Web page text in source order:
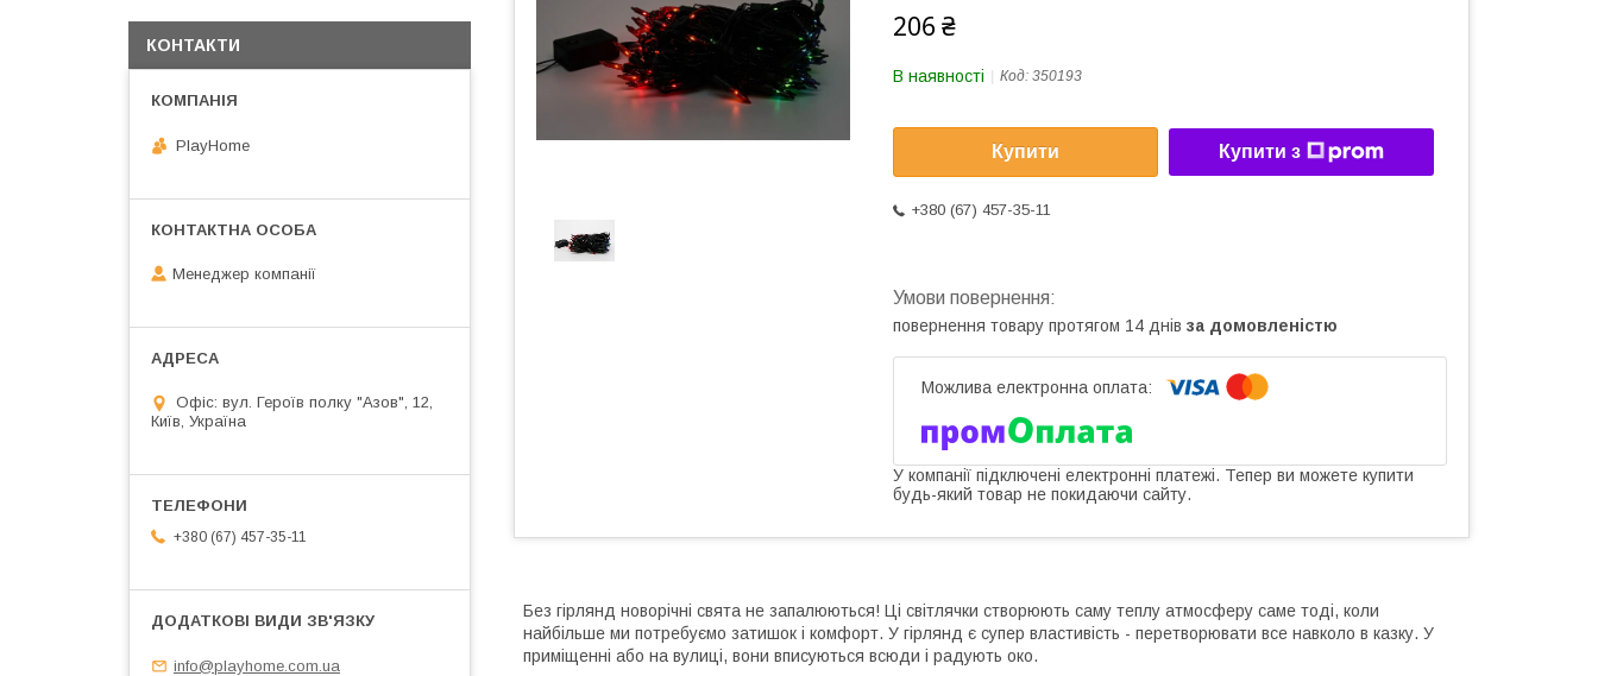
206 ₴
В наявності Код: 350193
Купити Купити з
+380 (67) 457-35-11
повернення товару протягом 14 днів за домовленістю
У компанії підключені електронні платежі. Тепер ви можете купити
будь-який товар не покидаючи сайту.
Без гірлянд новорічні свята не запалюються! Ці світлячки створюють саму теплу атмосферу саме тоді, коли
найбільше ми потребуємо затишок і комфорт. У гірлянд є супер властивість - перетворювати все навколо в казку. У
приміщенні або на вулиці, вони вписуються всюди і радують око.
КОНТАКТИ
PlayHome
Менеджер компанії
Офіс: вул. Героїв полку "Азов", 12,
Київ, Україна
+380 (67) 457-35-11
info@playhome.com.ua